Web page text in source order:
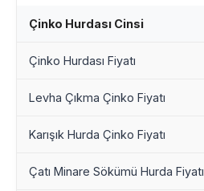
Çinko Hurdası Cinsi
Çinko Hurdası Fiyatı
Levha Çıkma Çinko Fiyatı
Karışık Hurda Çinko Fiyatı
Çatı Minare Sökümü Hurda Fiyatı